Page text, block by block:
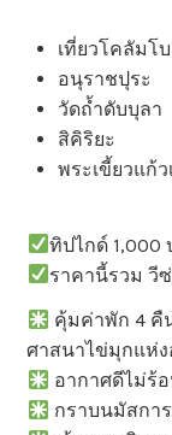
เที่ยวโคลัมโบ
อนุราชปุระ
วัดถ้ำดับบุลา
สิคิริยะ
พระเขี้ยวแก้
ทิปไกด์ 1,000
ราคานี้รวม วีซ่
คุ้มค่าพัก 4 คื
ศาสนาไข่มุกแห่
อากาศดีไม่ร้
กราบนมัสกา